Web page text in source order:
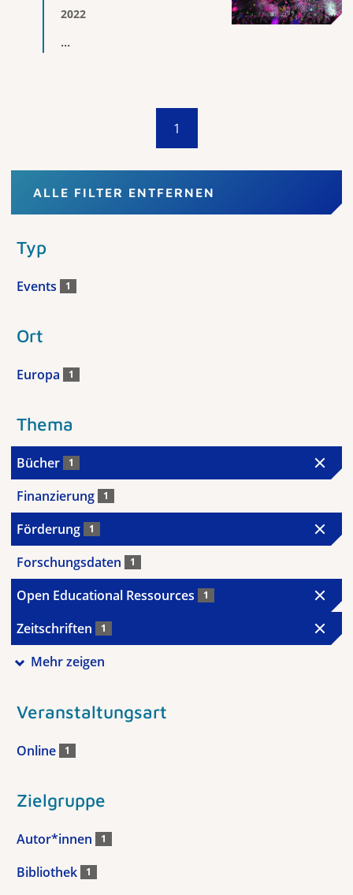
2022
...
1
ALLE FILTER ENTFERNEN
Typ
Events 1
Ort
Europa 1
Thema
Bücher 1
Finanzierung 1
Förderung 1
Forschungsdaten 1
Open Educational Ressources 1
Zeitschriften 1
Mehr zeigen
Veranstaltungsart
Online 1
Zielgruppe
Autor*innen 1
Bibliothek 1